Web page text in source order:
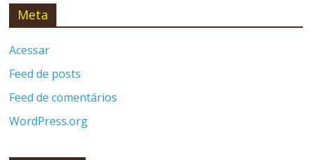
Meta
Acessar
Feed de posts
Feed de comentários
WordPress.org